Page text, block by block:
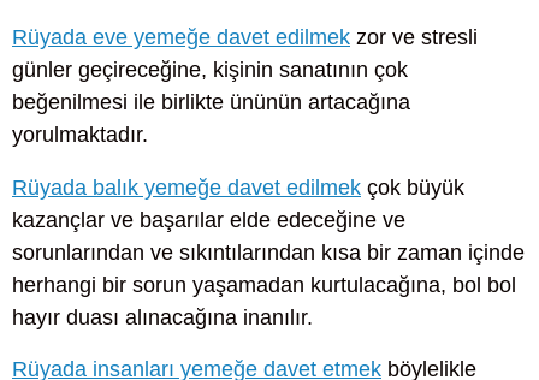
Rüyada eve yemeğe davet edilmek zor ve stresli
günler geçireceğine, kişinin sanatının çok
beğenilmesi ile birlikte ününün artacağına
yorulmaktadır.
Rüyada balık yemeğe davet edilmek çok büyük
kazançlar ve başarılar elde edeceğine ve
sorunlarından ve sıkıntılarından kısa bir zaman içinde
herhangi bir sorun yaşamadan kurtulacağına, bol bol
hayır duası alınacağına inanılır.
Rüyada insanları yemeğe davet etmek böylelikle